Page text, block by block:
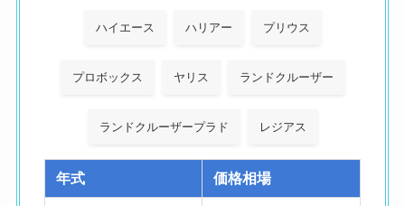
ハイエース ハリアー プリウス
プロボックス ヤリス ランドクルーザー
ランドクルーザープラド レジアス
年式 価格相場